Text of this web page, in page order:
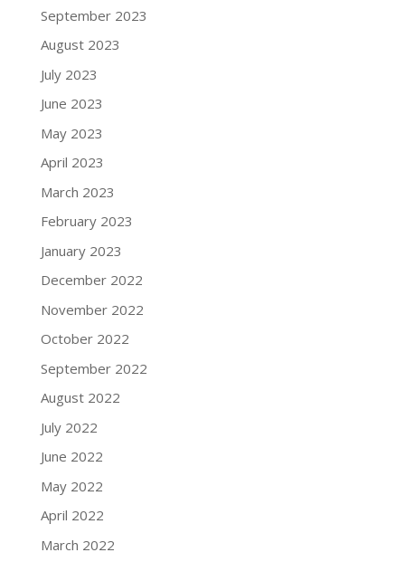
September 2023
August 2023
July 2023
June 2023
May 2023
April 2023
March 2023
February 2023
January 2023
December 2022
November 2022
October 2022
September 2022
August 2022
July 2022
June 2022
May 2022
April 2022
March 2022